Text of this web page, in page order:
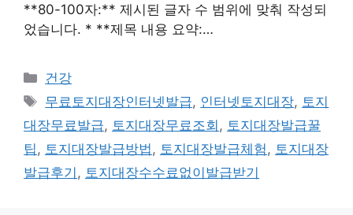
**80-100자:** 제시된 글자 수 범위에 맞춰 작성되
었습니다. * **제목 내용 요약:…
카
테
고
리
건강
태
그
무료토지대장인터넷발급, 인터넷토지대장, 토지
대장무료발급, 토지대장무료조회 , 토지대장발급꿀
팁 , 토지대장발급방법 , 토지대장발급체험 , 토지대장
발급후기 , 토지대장수수료없이발급받기